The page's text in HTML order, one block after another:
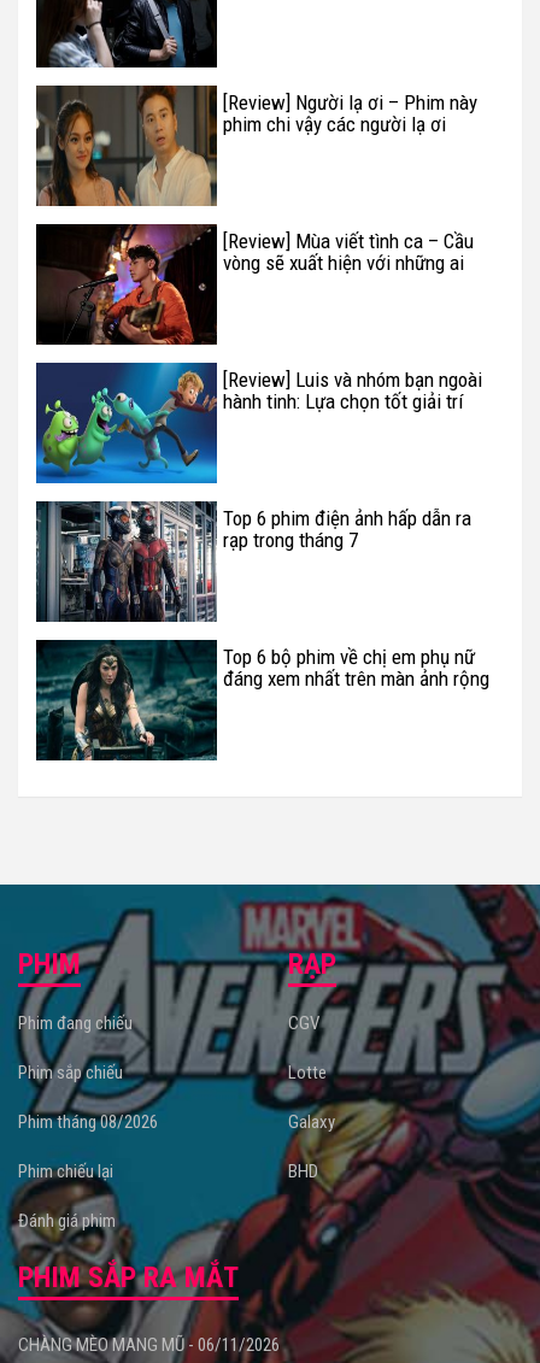
[Review] Người lạ ơi – Phim này
phim chi vậy các người lạ ơi
[Review] Mùa viết tình ca – Cầu
vòng sẽ xuất hiện với những ai
[Review] Luis và nhóm bạn ngoài
hành tinh: Lựa chọn tốt giải trí
Top 6 phim điện ảnh hấp dẫn ra
rạp trong tháng 7
Top 6 bộ phim về chị em phụ nữ
đáng xem nhất trên màn ảnh rộng
PHIM
Phim đang chiếu
Phim sắp chiếu
Phim tháng 08/2026
Phim chiếu lại
Đánh giá phim
RẠP
CGV
Lotte
Galaxy
BHD
PHIM SẮP RA MẮT
CHÀNG MÈO MANG MŨ - 06/11/2026